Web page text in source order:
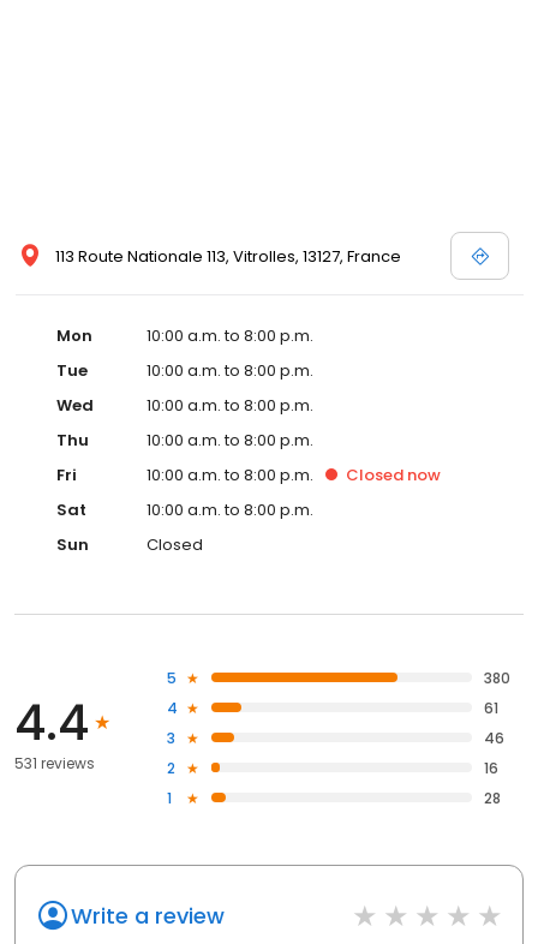
113 Route Nationale 113, Vitrolles, 13127, France
Mon
10:00 a.m. to 8:00 p.m.
Tue
10:00 a.m. to 8:00 p.m.
Wed
10:00 a.m. to 8:00 p.m.
Thu
10:00 a.m. to 8:00 p.m.
Fri
10:00 a.m. to 8:00 p.m. Closed now
Sat
10:00 a.m. to 8:00 p.m.
Sun
Closed
4.4
531 reviews
5
380
4
61
3
46
2
16
1
28
Write a review